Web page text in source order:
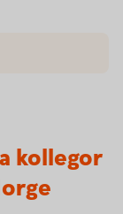
kollegor